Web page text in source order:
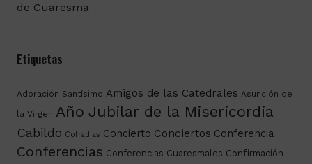
de Cuaresma
Etiquetas
Adoración Santísimo Amigos de las Catedrales Asunción de
la Virgen Año Jubilar de la Misericordia
Cabildo Cofradías Concierto Conciertos Conferencia
Conferencias Conferencias Cuaresmales Confirmación